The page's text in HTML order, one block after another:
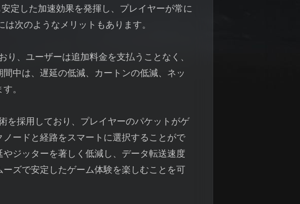
定した加速効果を発揮し、プレイヤーが常に
は次のようなメリットもあります。
、ユーザーは追加料金を支払うことなく、
中は、遅延の低減、カートンの低減、ネッ
。
を採用しており、プレイヤーのパケットがゲ
ードと経路をスマートに選択することがで
ジッターを著しく低減し、データ転送速度
ズで安定したゲーム体験を楽しむことを可